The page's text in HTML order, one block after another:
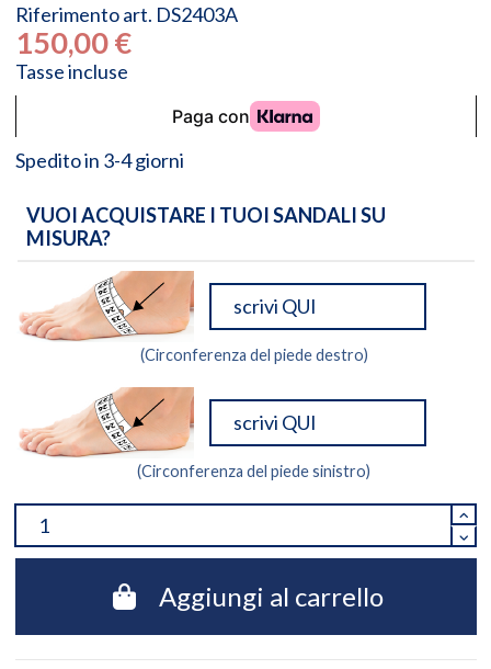
Riferimento art. DS2403A
150,00 €
Tasse incluse
Spedito in 3-4 giorni
VUOI ACQUISTARE I TUOI SANDALI SU
MISURA?
(Circonferenza del piede destro)
(Circonferenza del piede sinistro)
Aggiungi al carrello